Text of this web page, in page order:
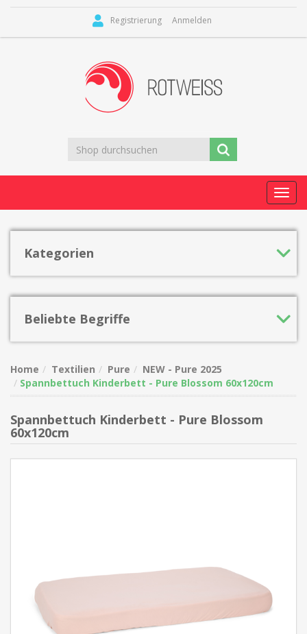
Registrierung Anmelden
Kategorien
Beliebte Begriffe
Home Textilien Pure
NEW - Pure 2025
Spannbettuch Kinderbett - Pure Blossom 60x120cm
Spannbettuch Kinderbett - Pure Blossom
60x120cm